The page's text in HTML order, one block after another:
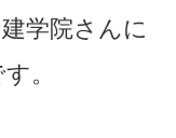
学院さんに
。